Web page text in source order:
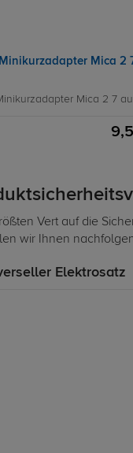
Mica 2
Mica 2 7
Vert auf die
wir Ihnen
Elektrosatz